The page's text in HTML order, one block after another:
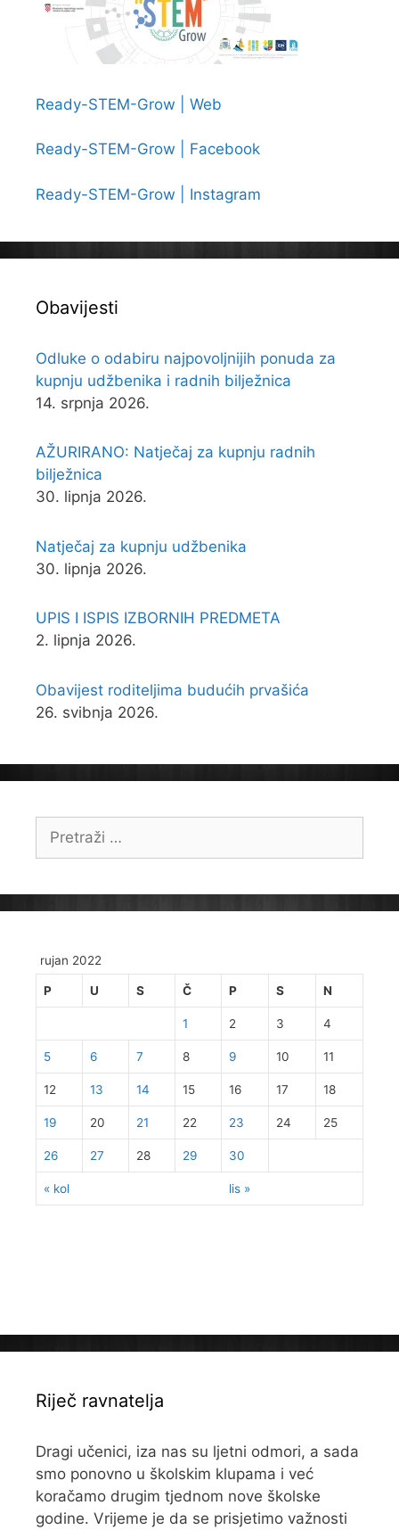
Požeške
biskupije
Ready-STEM-Grow | Web
Ready-STEM-Grow | Facebook
Ready-STEM-Grow | Instagram
Obavijesti
Odluke o odabiru najpovoljnijih ponuda za
kupnju udžbenika i radnih bilježnica
14. srpnja 2026.
AŽURIRANO: Natječaj za kupnju radnih
bilježnica
30. lipnja 2026.
Natječaj za kupnju udžbenika
30. lipnja 2026.
UPIS I ISPIS IZBORNIH PREDMETA
2. lipnja 2026.
Obavijest roditeljima budućih prvašića
26. svibnja 2026.
rujan 2022
P U S Č P S N
« kol lis »
1 2 3 4
5 6 7 8 9 10 11
12 13 14 15 16 17 18
19 20 21 22 23 24 25
26 27 28 29 30
Riječ ravnatelja
Dragi učenici, iza nas su ljetni odmori, a sada
smo ponovno u školskim klupama i već
koračamo drugim tjednom nove školske
godine. Vrijeme je da se prisjetimo važnosti